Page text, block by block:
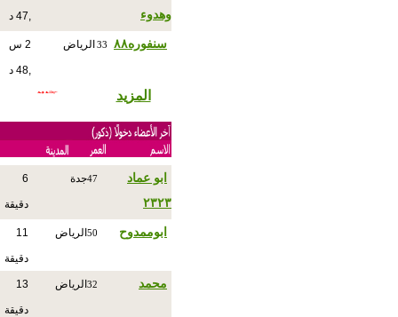
وهدوء
,47 د
سنفوره٨٨ 33 الرياض 2 س
,48 د
المزيد
ابو عماد
٢٣٢٣
47جدة 6
دقيقة
ابوممدوح 50 الرياض 11
دقيقة
‏محمد 32 الرياض 13
دقيقة